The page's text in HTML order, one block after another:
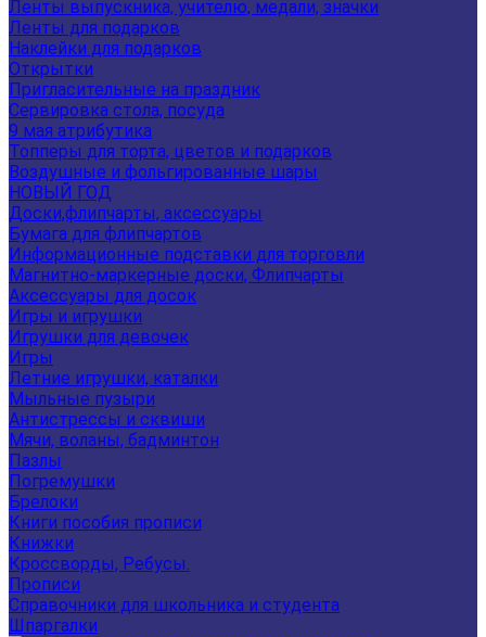
Ленты выпускника, учителю, медали, значки
Ленты для подарков
Наклейки для подарков
Открытки
Пригласительные на праздник
Сервировка стола, посуда
9 мая атрибутика
Топперы для торта, цветов и подарков
Воздушные и фольгированные шары
НОВЫЙ ГОД
Доски,флипчарты, аксессуары
Бумага для флипчартов
Информационные подставки для торговли
Магнитно-маркерные доски, Флипчарты
Аксессуары для досок
Игры и игрушки
Игрушки для девочек
Игры
Летние игрушки, каталки
Мыльные пузыри
Антистрессы и сквиши
Мячи, воланы, бадминтон
Пазлы
Погремушки
Брелоки
Книги пособия прописи
Книжки
Кроссворды, Ребусы.
Прописи
Справочники для школьника и студента
Шпаргалки